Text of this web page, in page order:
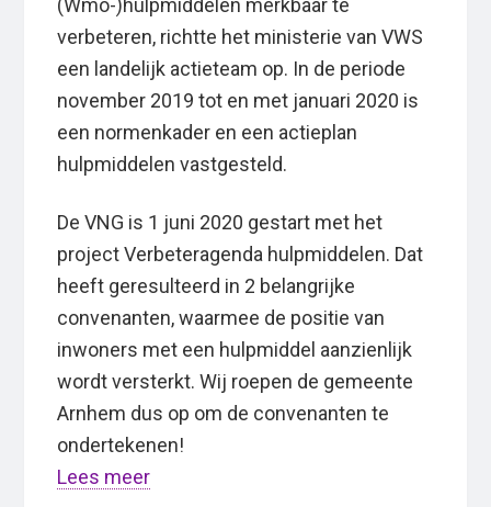
(Wmo-)hulpmiddelen merkbaar te
verbeteren, richtte het ministerie van VWS
een landelijk actieteam op. In de periode
november 2019 tot en met januari 2020 is
een normenkader en een actieplan
hulpmiddelen vastgesteld.
De VNG is 1 juni 2020 gestart met het
project Verbeteragenda hulpmiddelen. Dat
heeft geresulteerd in 2 belangrijke
convenanten, waarmee de positie van
inwoners met een hulpmiddel aanzienlijk
wordt versterkt. Wij roepen de gemeente
Arnhem dus op om de convenanten te
ondertekenen!
Lees meer